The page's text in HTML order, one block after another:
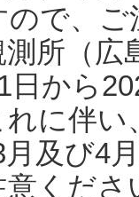
で、
所（
日から
に伴い
及び4
くだ